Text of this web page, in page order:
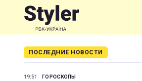
ПОСЛЕДНИЕ НОВОСТИ
19:51 ГОРОСКОПЫ